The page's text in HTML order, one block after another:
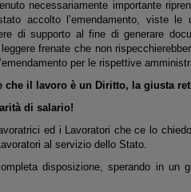
necessariamente importante
accolto l’emendamento, viste
di supporto al fine di generare
frenate che non
per le rispettive
che il lavoro è un Diritto, la giusta
di salario!
ed i Lavoratori che ce lo
al servizio dello Stato.
disposizione, sperando in